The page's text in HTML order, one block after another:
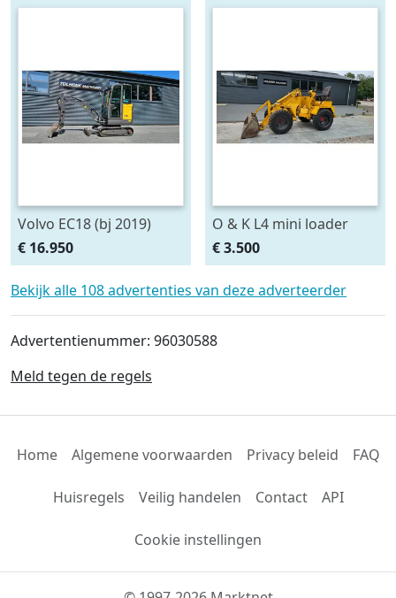
Volvo EC18 (bj 2019)
€ 16.950
O & K L4 mini loader
€ 3.500
Bekijk alle 108 advertenties van deze adverteerder
Advertentienummer: 96030588
Meld tegen de regels
Home Algemene voorwaarden Privacy beleid FAQ
Huisregels Veilig handelen Contact API
Cookie instellingen